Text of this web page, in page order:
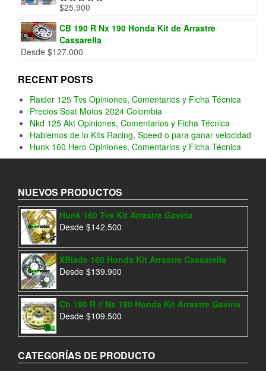
Valorado
5
$25.900
CB 190 R Nx 190 Honda Kit de Arrastre
Cassarella
Desde $127.000
RECENT POSTS
Raider 125 Tvs Opiniones, Comentarios y Ficha Técnica
Precios Soat Motos 2024 Colombia
Nkd 125 Akt Opiniones, Comentarios y Ficha Técnica
Hablemos de lo Kits Racing, Speed o para ganar velocidad
Hunk 160 Hero Opiniones, Comentarios y Ficha Técnica
NUEVOS PRODUCTOS
Hunk 160 Tvs Kit Arrastre Gaviria
Desde $142.500
XBlade 160 Honda Kit Arrastre Cassarella
Desde $139.900
Cb 190 R // Nx 190 Honda Kit Arrastre Gaviria
Desde $109.500
CATEGORÍAS DE PRODUCTO